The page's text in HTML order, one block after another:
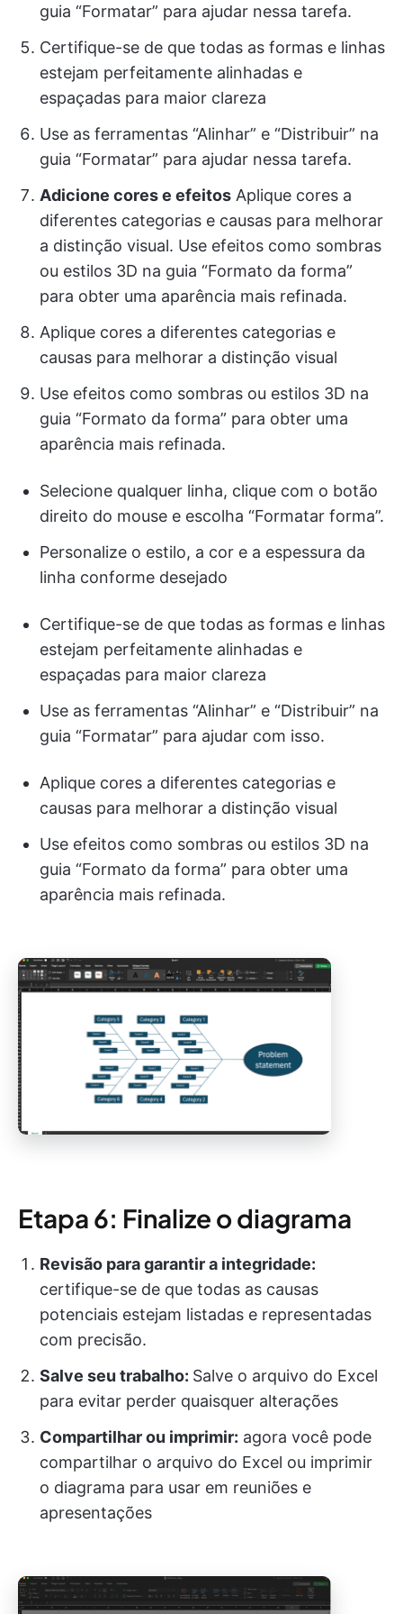
guia “Formatar” para ajudar nessa tarefa.
Certifique-se de que todas as formas e linhas
estejam perfeitamente alinhadas e
espaçadas para maior clareza
Use as ferramentas “Alinhar” e “Distribuir” na
guia “Formatar” para ajudar nessa tarefa.
Adicione cores e efeitos Aplique cores a
diferentes categorias e causas para melhorar
a distinção visual. Use efeitos como sombras
ou estilos 3D na guia “Formato da forma”
para obter uma aparência mais refinada.
Aplique cores a diferentes categorias e
causas para melhorar a distinção visual
Use efeitos como sombras ou estilos 3D na
guia “Formato da forma” para obter uma
aparência mais refinada.
Selecione qualquer linha, clique com o botão
direito do mouse e escolha “Formatar forma”.
Personalize o estilo, a cor e a espessura da
linha conforme desejado
Certifique-se de que todas as formas e linhas
estejam perfeitamente alinhadas e
espaçadas para maior clareza
Use as ferramentas “Alinhar” e “Distribuir” na
guia “Formatar” para ajudar com isso.
Aplique cores a diferentes categorias e
causas para melhorar a distinção visual
Use efeitos como sombras ou estilos 3D na
guia “Formato da forma” para obter uma
aparência mais refinada.
Etapa 6: Finalize o diagrama
Revisão para garantir a integridade:
certifique-se de que todas as causas
potenciais estejam listadas e representadas
com precisão.
Salve seu trabalho: Salve o arquivo do Excel
para evitar perder quaisquer alterações
Compartilhar ou imprimir: agora você pode
compartilhar o arquivo do Excel ou imprimir
o diagrama para usar em reuniões e
apresentações